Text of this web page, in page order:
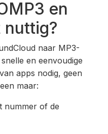
en
nuttig?
naar MP3-
en eenvoudige
apps nodig, geen
maar:
nummer of de